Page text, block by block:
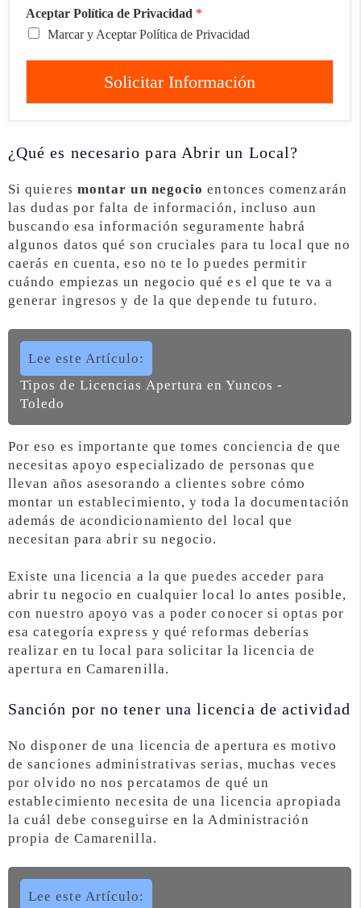
Aceptar Política de Privacidad *
Marcar y Aceptar Política de Privacidad
Solicitar Información
¿Qué es necesario para Abrir un Local?
Si quieres montar un negocio entonces comenzarán
las dudas por falta de información, incluso aun
buscando esa información seguramente habrá
algunos datos qué son cruciales para tu local que no
caerás en cuenta, eso no te lo puedes permitir
cuándo empiezas un negocio qué es el que te va a
generar ingresos y de la que depende tu futuro.
Lee este Artículo:
Tipos de Licencias Apertura en Yuncos -
Toledo
Por eso es importante que tomes conciencia de que
necesitas apoyo especializado de personas que
llevan años asesorando a clientes sobre cómo
montar un establecimiento, y toda la documentación
además de acondicionamiento del local que
necesitan para abrir su negocio.
Existe una licencia a la que puedes acceder para
abrir tu negocio en cualquier local lo antes posible,
con nuestro apoyo vas a poder conocer si optas por
esa categoría express y qué reformas deberías
realizar en tu local para solicitar la licencia de
apertura en Camarenilla.
Sanción por no tener una licencia de actividad
No disponer de una licencia de apertura es motivo
de sanciones administrativas serias, muchas veces
por olvido no nos percatamos de qué un
establecimiento necesita de una licencia apropiada
la cuál debe conseguirse en la Administración
propia de Camarenilla.
Lee este Artículo: